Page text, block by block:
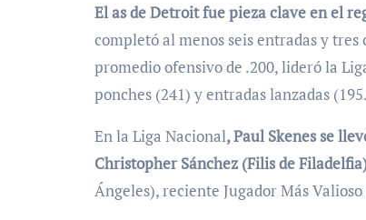
El as de Detroit fue pieza clave en el
completó al menos seis entradas y
promedio ofensivo de .200, lideró la
ponches (241) y entradas lanzadas
En la Liga Nacional, Paul Skenes se
Christopher Sánchez (Filis de
Ángeles), reciente Jugador Más